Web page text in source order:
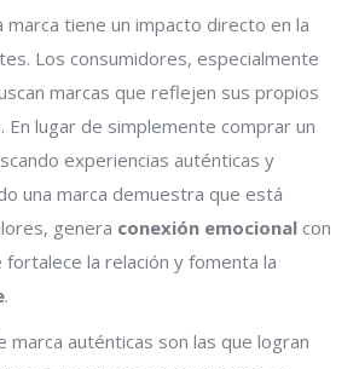
marca tiene un impacto directo en la
Los consumidores, especialmente
marcas que reflejen sus propios
En lugar de simplemente comprar un
experiencias auténticas y
una marca demuestra que está
genera conexión emocional con
fortalece la relación y fomenta la
.
marca auténticas son las que logran